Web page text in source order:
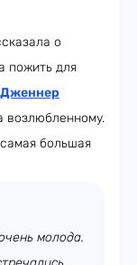
о
пожить для
Дженнер
возлюбленному.
большая
молода.